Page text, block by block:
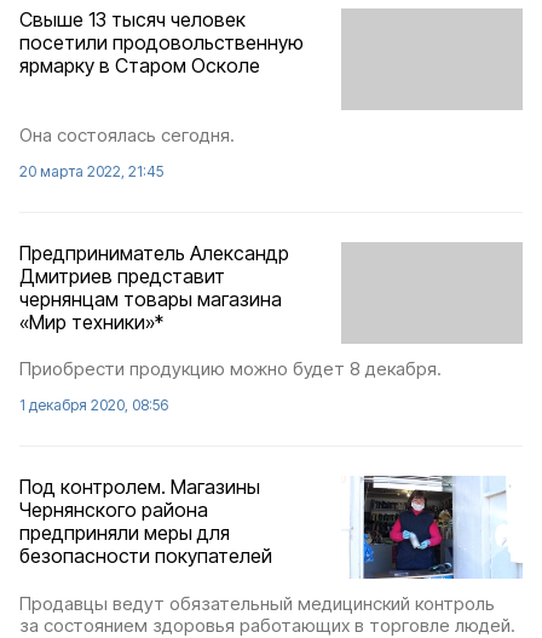
Свыше 13 тысяч человек
посетили продовольственную
ярмарку в Старом Осколе
Она состоялась сегодня.
20 марта 2022, 21:45
Предприниматель Александр
Дмитриев представит
чернянцам товары магазина
«Мир техники»*
Приобрести продукцию можно будет 8 декабря.
1 декабря 2020, 08:56
Под контролем. Магазины
Чернянского района
предприняли меры для
безопасности покупателей
Продавцы ведут обязательный медицинский контроль
за состоянием здоровья работающих в торговле людей.